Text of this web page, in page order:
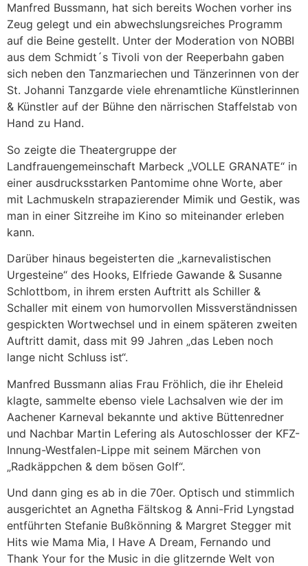
Manfred Bussmann, hat sich bereits Wochen vorher ins
Zeug gelegt und ein abwechslungsreiches Programm
auf die Beine gestellt. Unter der Moderation von NOBBI
aus dem Schmidt´s Tivoli von der Reeperbahn gaben
sich neben den Tanzmariechen und Tänzerinnen von der
St. Johanni Tanzgarde viele ehrenamtliche Künstlerinnen
& Künstler auf der Bühne den närrischen Staffelstab von
Hand zu Hand.
So zeigte die Theatergruppe der
Landfrauengemeinschaft Marbeck „VOLLE GRANATE“ in
einer ausdrucksstarken Pantomime ohne Worte, aber
mit Lachmuskeln strapazierender Mimik und Gestik, was
man in einer Sitzreihe im Kino so miteinander erleben
kann.
Darüber hinaus begeisterten die „karnevalistischen
Urgesteine“ des Hooks, Elfriede Gawande & Susanne
Schlottbom, in ihrem ersten Auftritt als Schiller &
Schaller mit einem von humorvollen Missverständnissen
gespickten Wortwechsel und in einem späteren zweiten
Auftritt damit, dass mit 99 Jahren „das Leben noch
lange nicht Schluss ist“.
Manfred Bussmann alias Frau Fröhlich, die ihr Eheleid
klagte, sammelte ebenso viele Lachsalven wie der im
Aachener Karneval bekannte und aktive Büttenredner
und Nachbar Martin Lefering als Autoschlosser der KFZ-
Innung-Westfalen-Lippe mit seinem Märchen von
„Radkäppchen & dem bösen Golf“.
Und dann ging es ab in die 70er. Optisch und stimmlich
ausgerichtet an Agnetha Fältskog & Anni-Frid Lyngstad
entführten Stefanie Bußkönning & Margret Stegger mit
Hits wie Mama Mia, I Have A Dream, Fernando und
Thank Your for the Music in die glitzernde Welt von